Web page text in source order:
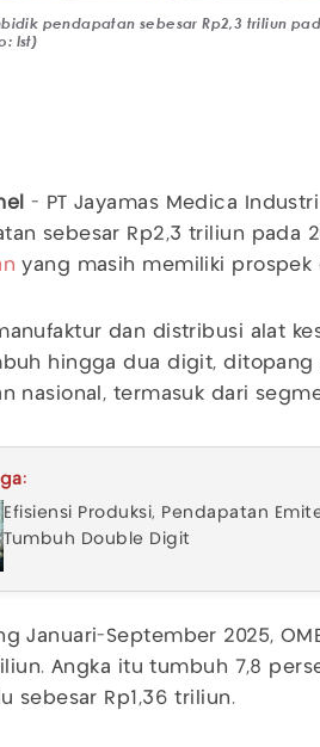
pendapatan sebesar Rp2,3 triliun
Ist)
- PT Jayamas Medica
sebesar Rp2,3 triliun pada
yang masih memiliki prospek
dan distribusi alat
hingga dua digit,
nasional, termasuk dari
Efisiensi Produksi, Pendapatan
Tumbuh Double Digit
Januari-September 2025,
Angka itu tumbuh 7,8
sebesar Rp1,36 triliun.